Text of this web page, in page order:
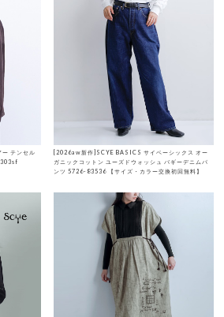
テンセル
[2026aw新作]SCYE BASICS サイベーシックス オー
ガニックコットン ユーズドウォッシュ バギーデニムパ
ンツ 5726-83536 【サイズ・カラー交換初回無料】